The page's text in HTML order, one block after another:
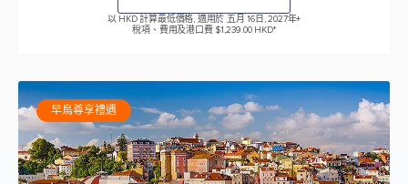
以 HKD 計算最低價格, 適用於 五月 16日, 2027年+
稅項、費用及港口費 $1,239.00 HKD*
早鳥尊享禮遇